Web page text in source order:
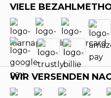
VIELE
WIR VERSENDEN